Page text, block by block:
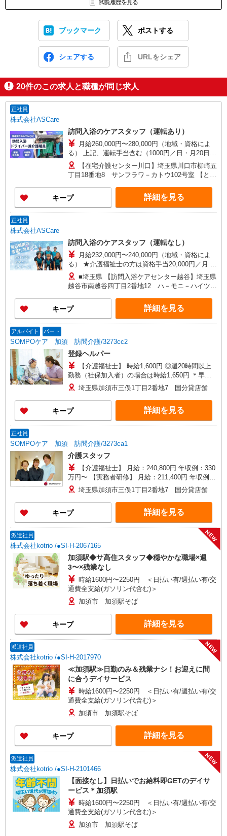
閲覧履歴を見る
ブックマーク ポストする
シェアする URLをシェア
20件のこの求人と職種が同じ求人
正社員
株式会社ASCare
訪問入浴のケアスタッフ（運転あり）
月給260,000円〜280,000円（地域・資格によ
る） 上記、運転手当含む（1000円／日・月20日換
算） ★介護福祉士の方は月給20,000円加算（資格
手当） 別途交通費支給（30,000円上限／月） 別途
残業手当（月平均残業時間15時間）残業代全額支
給
【在宅介護センター川口】埼玉県川口市柳崎五
丁目18番地8 サンフラワ－カトウ102号室 【とこ
川ビル1階 【在宅介護センター加須】埼玉県加須
市花崎一丁目23番地10 【在宅介護センター上尾】
埼玉県上尾市上町一丁目11番地20 伊藤店舗1階
ー春日部】埼玉県春日部市粕壁東二丁目3番地40
グレースヒル橋本202号室
キープ 詳細を見る
正社員
株式会社ASCare
訪問入浴のケアスタッフ（運転なし）
月給232,000円〜240,000円（地域・資格によ
る） ★介護福祉士の方は資格手当20,000円／月 別
途交通費支給（30,000円上限／月） 別途残業手当
（月平均残業時間15時間）残業代全額支給
■埼玉県 【訪問入浴ケアセンター越谷】埼玉県
越谷市南越谷四丁目2番地12 ハ－モニ－ハイツ第
丁目4番地1 高橋店舗 【在宅介護センター川越】
埼玉県川越市富士見町9番地2 サンホワイト富士
見101号室 【在宅介護センター戸田】埼玉県戸田
センター加須】埼玉県加須市花崎一丁目23番地10
■群馬県 【在宅介護センター伊勢崎】群馬県伊勢
崎市太田町557番地4 アークヒル101号室
キープ 詳細を見る
アルバイト パート
SOMPOケア 加須 訪問介護/3273cc2
登録ヘルパー
【介護福祉士】 時給1,600円 ◎週20時間以上
勤務（社保加入者）の場合は時給1,650円 ＊早朝
夜間（〜8:00、18:00〜）：時給2,000円〜 ＊日曜
祝日：時給1,900円〜 【実務者研修・初任者研修
（ヘルパー1級・2級）】 時給1,520円 ◎週20時間
以上勤務（社保加入者）の場合は時給1,570円 ＊
早朝夜間（〜8:00、18:00〜）：時給1,900円〜 ＊
が同時給 ◎キャンセル手当：職務時給の60％支給
埼玉県加須市三俣1丁目2番地7 国分貸店舗
キープ 詳細を見る
正社員
SOMPOケア 加須 訪問介護/3273ca1
介護スタッフ
【介護福祉士】 月給：240,800円 年収例：330
万円〜 【実務者研修】 月給：211,400円 年収例：
290万円〜 【初任者研修】 月給：206,000円 年収
例：285万円〜 ※職務手当、働きがい向上手当、
日祝手当（月平均2回分）等、毎月平均的に支払わ
れる手当を含みます。 ※介護福祉士のみ、特別職
務手当も含む ◎残業時は別途時間外手当支給（超
過1分〜） ◎賞与 基本給2.08ヶ月分/年支給
埼玉県加須市三俣1丁目2番地7 国分貸店舗
キープ 詳細を見る
派遣社員
株式会社kotrio /●SI-H-2067165
NEW
加須駅◆サ高住スタッフ◆穏やかな職場×週
3〜×残業なし
時給1600円〜2250円 ＜日払い有/週払い有/交
通費全支給(ガソリン代含む)＞
加須市 加須駅そば
キープ 詳細を見る
派遣社員
株式会社kotrio /●SI-H-2017970
NEW
≪加須駅≫日勤のみ＆残業ナシ！お迎えに間
に合うデイサービス
時給1600円〜2250円 ＜日払い有/週払い有/交
通費全支給(ガソリン代含む)＞
加須市 加須駅そば
キープ 詳細を見る
派遣社員
株式会社kotrio /●SI-H-2101466
NEW
【面接なし】日払いでお給料即GETのデイサ
ービス＊加須駅
時給1600円〜2250円 ＜日払い有/週払い有/交
通費全支給(ガソリン代含む)＞
加須市 加須駅そば